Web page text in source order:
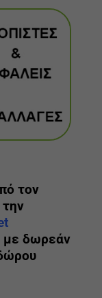
τον
με δωρεάν